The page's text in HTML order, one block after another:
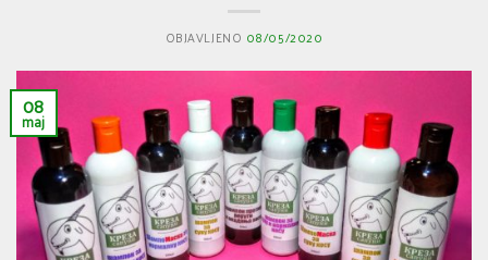
OBJAVLJENO 08/05/2020
08
maj